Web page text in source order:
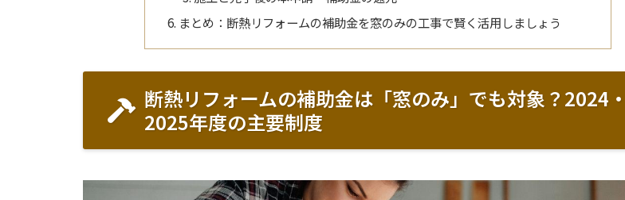
まとめ：断熱リフォームの補助金を窓のみの工事で賢く活用しましょう
断熱リフォームの補助金は「窓のみ」でも対象？2024・
2025年度の主要制度